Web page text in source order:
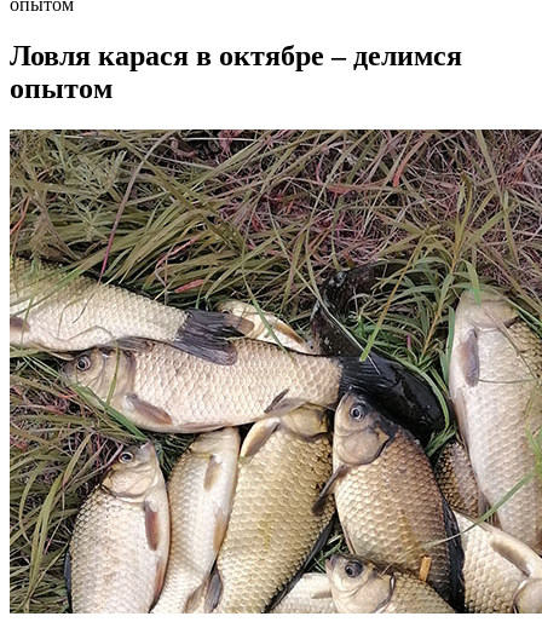
опытом
Ловля карася в октябре – делимся
опытом